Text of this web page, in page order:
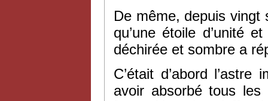
De même, depuis vingt
qu’une étoile d’unité
déchirée et sombre a
C’était d’abord
avoir absorbé tous